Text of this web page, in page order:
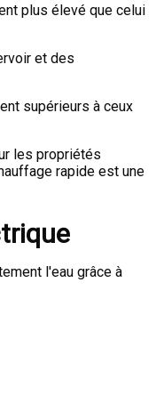
plus élevé que celui
et des
supérieurs à ceux
les propriétés
rapide est une
l'eau grâce à